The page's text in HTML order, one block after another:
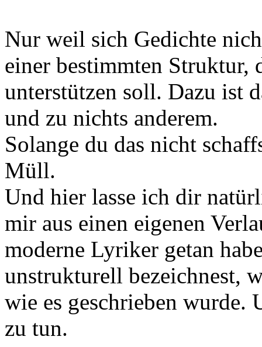
Nur weil sich Gedichte
einer bestimmten Struktur,
unterstützen soll. Dazu ist
und zu nichts anderem.
Solange du das nicht
Müll.
Und hier lasse ich dir
mir aus einen eigenen
moderne Lyriker getan
unstrukturell bezeichnest,
wie es geschrieben wurde.
zu tun.